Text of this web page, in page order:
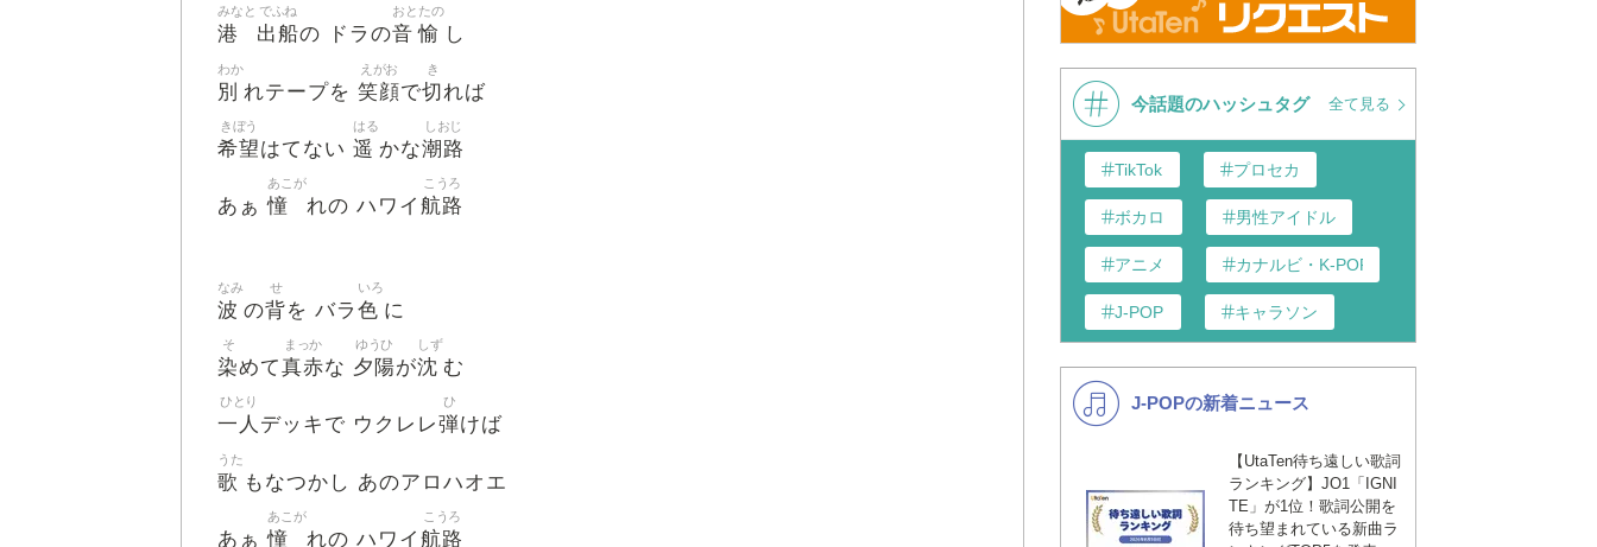
港
みなと
出船
でふね
の ドラの音
おと
愉
たの
し
別
わか
れテープを 笑顔
えがお
で切
き
れば
希望
きぼう
はてない 遥
はる
かな潮路
しおじ
あぁ憧
あこが
れの ハワイ 航路
こうろ
波
なみ
の背
せ
を バラ 色
いろ
に
染
そ
めて真赤
まっか
な 夕陽
ゆうひ
が沈
しず
む
一人
ひとり
デッキで ウクレレ弾
ひ
けば
歌
うた
もなつかし あのアロハオエ
あぁ憧
あこが
れの ハワイ 航路
こうろ
今話題のハッシュタグ 全て見る
TikTok プロセカ
ボカロ 男性アイドル
アニメ カナルビ・K-POP和訳
J-POP キャラソン
K-POP バンド
洋楽
ディズニー
J-POPの新着ニュース
【UtaTen待ち遠しい歌詞
ランキング】JO1「IGNI
TE」が1位！歌詞公開を
待ち望まれている新曲ラ